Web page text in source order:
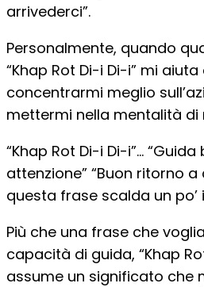
arrivederci”.
Personalmente, quando
“Khap Rot Di-i Di-i” mi
concentrarmi meglio
mettermi nella mentalità
“Khap Rot Di-i Di-i”… “Guida
attenzione” “Buon ritorno a
questa frase scalda un po’
Più che una frase che
capacità di guida, “Khap
assume un significato che